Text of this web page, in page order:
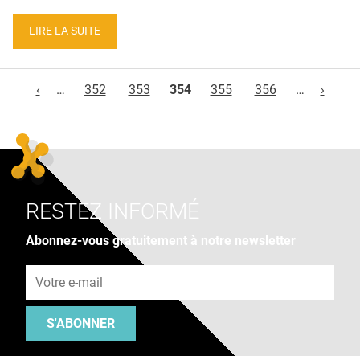
LIRE LA SUITE
‹
… 352 353 354 355 356 … ›
RESTEZ INFORMÉ
Abonnez-vous gratuitement à notre newsletter
S'ABONNER